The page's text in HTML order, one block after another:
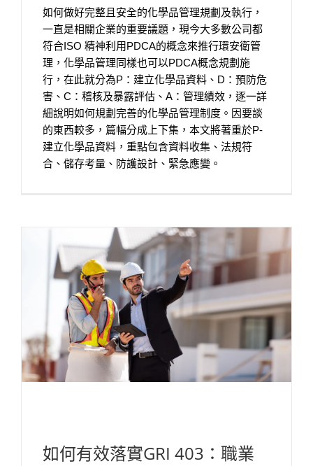
如何做好完整且安全的化學品管理規劃及執行，
一直是相關企業的重要議題，現今大多數公司都
符合ISO 精神利用PDCA的概念來推行環安衛管
理，化學品管理同樣也可以PDCA概念規劃施
行，在此就分為P：建立化學品資料、D：預防危
害、C：稽核及暴露評估、A：管理績效，逐一詳
細說明如何規劃完善的化學品管理制度。因要談
的東西較多，篇幅分成上下集，本文將著重於P-
建立化學品資料，重點包含資料收集、法規符
合、儲存考量、防護設計、緊急應變。
如何有效落實GRI 403：職業